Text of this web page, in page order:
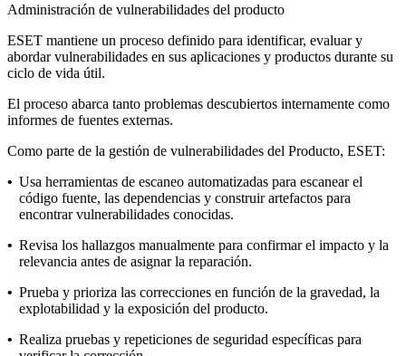
Administración de vulnerabilidades del producto
ESET mantiene un proceso definido para identificar, evaluar y
abordar vulnerabilidades en sus aplicaciones y productos durante su
ciclo de vida útil.
El proceso abarca tanto problemas descubiertos internamente como
informes de fuentes externas.
Como parte de la gestión de vulnerabilidades del Producto, ESET:
• Usa herramientas de escaneo automatizadas para escanear el
código fuente, las dependencias y construir artefactos para
encontrar vulnerabilidades conocidas.
• Revisa los hallazgos manualmente para confirmar el impacto y la
relevancia antes de asignar la reparación.
• Prueba y prioriza las correcciones en función de la gravedad, la
explotabilidad y la exposición del producto.
• Realiza pruebas y repeticiones de seguridad específicas para